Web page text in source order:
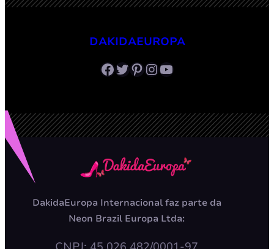
DAKIDAEUROPA
Facebook Twitter Pinterest InstagramYoutube
DakidaEuropa Internacional faz parte da
Neon Brazil Europa Ltda: